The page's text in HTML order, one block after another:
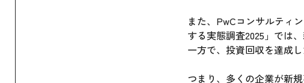
また、PwCコンサルティ
する実態調査2025」では
一方で、投資回収を達成
つまり、多くの企業が新